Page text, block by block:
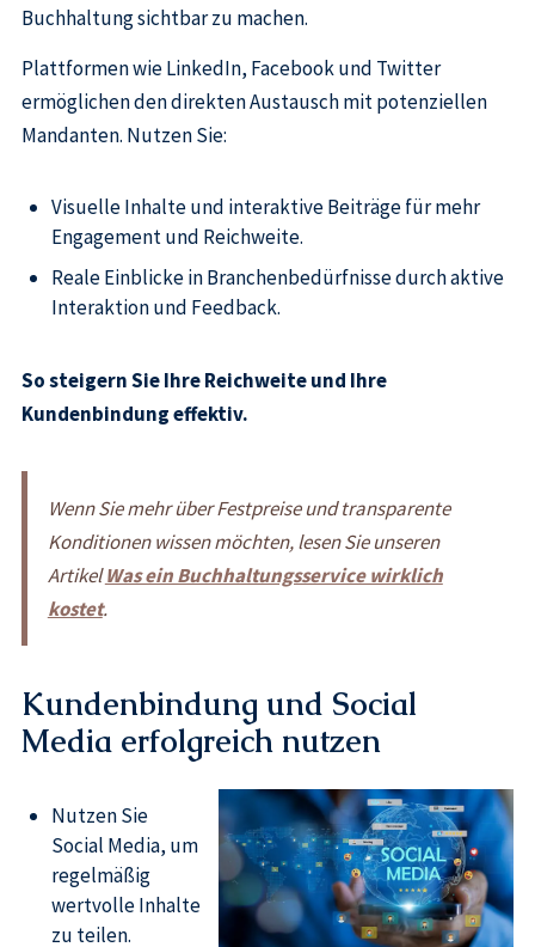
Buchhaltung sichtbar zu machen.
Plattformen wie LinkedIn, Facebook und Twitter
ermöglichen den direkten Austausch mit potenziellen
Mandanten. Nutzen Sie:
Visuelle Inhalte und interaktive Beiträge für mehr
Engagement und Reichweite.
Reale Einblicke in Branchenbedürfnisse durch aktive
Interaktion und Feedback.
So steigern Sie Ihre Reichweite und Ihre
Kundenbindung effektiv.
Wenn Sie mehr über Festpreise und transparente
Konditionen wissen möchten, lesen Sie unseren
ArtikelWas ein Buchhaltungsservice wirklich
kostet.
Kundenbindung und Social
Media erfolgreich nutzen
Nutzen Sie
Social Media, um
regelmäßig
wertvolle Inhalte
zu teilen.